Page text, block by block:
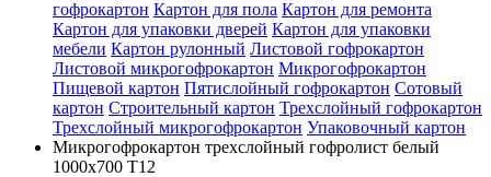
гофрокартон Картон для пола Картон для ремонта
Картон для упаковки дверей Картон для упаковки
мебели Картон рулонный Листовой гофрокартон
Листовой микрогофрокартон Микрогофрокартон
Пищевой картон Пятислойный гофрокартон Сотовый
картон Строительный картон Трехслойный гофрокартон
Трехслойный микрогофрокартон Упаковочный картон
Микрогофрокартон трехслойный гофролист белый
1000х700 Т12